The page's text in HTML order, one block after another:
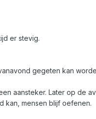
er stevig.
gegeten kan
aansteker. Later op de
kan, mensen blijf oefenen.